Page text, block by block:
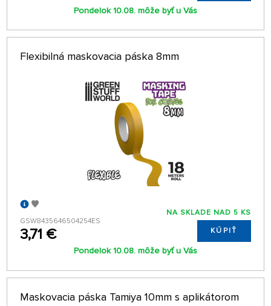
Pondelok 10.08. môže byť u Vás
Flexibilná maskovacia páska 8mm
GSW8435646504254ES
3,71 €
NA SKLADE NAD 5 KS
KÚPIŤ
Pondelok 10.08. môže byť u Vás
Maskovacia páska Tamiya 10mm s aplikátorom